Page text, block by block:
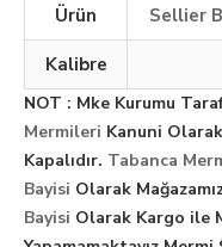
Ürün Sellier
Kalibre
NOT : Mke Kurumu
Mermileri Kanuni
Kapalıdır. Tabanca
Bayisi Olarak
Bayisi Olarak Kargo ile